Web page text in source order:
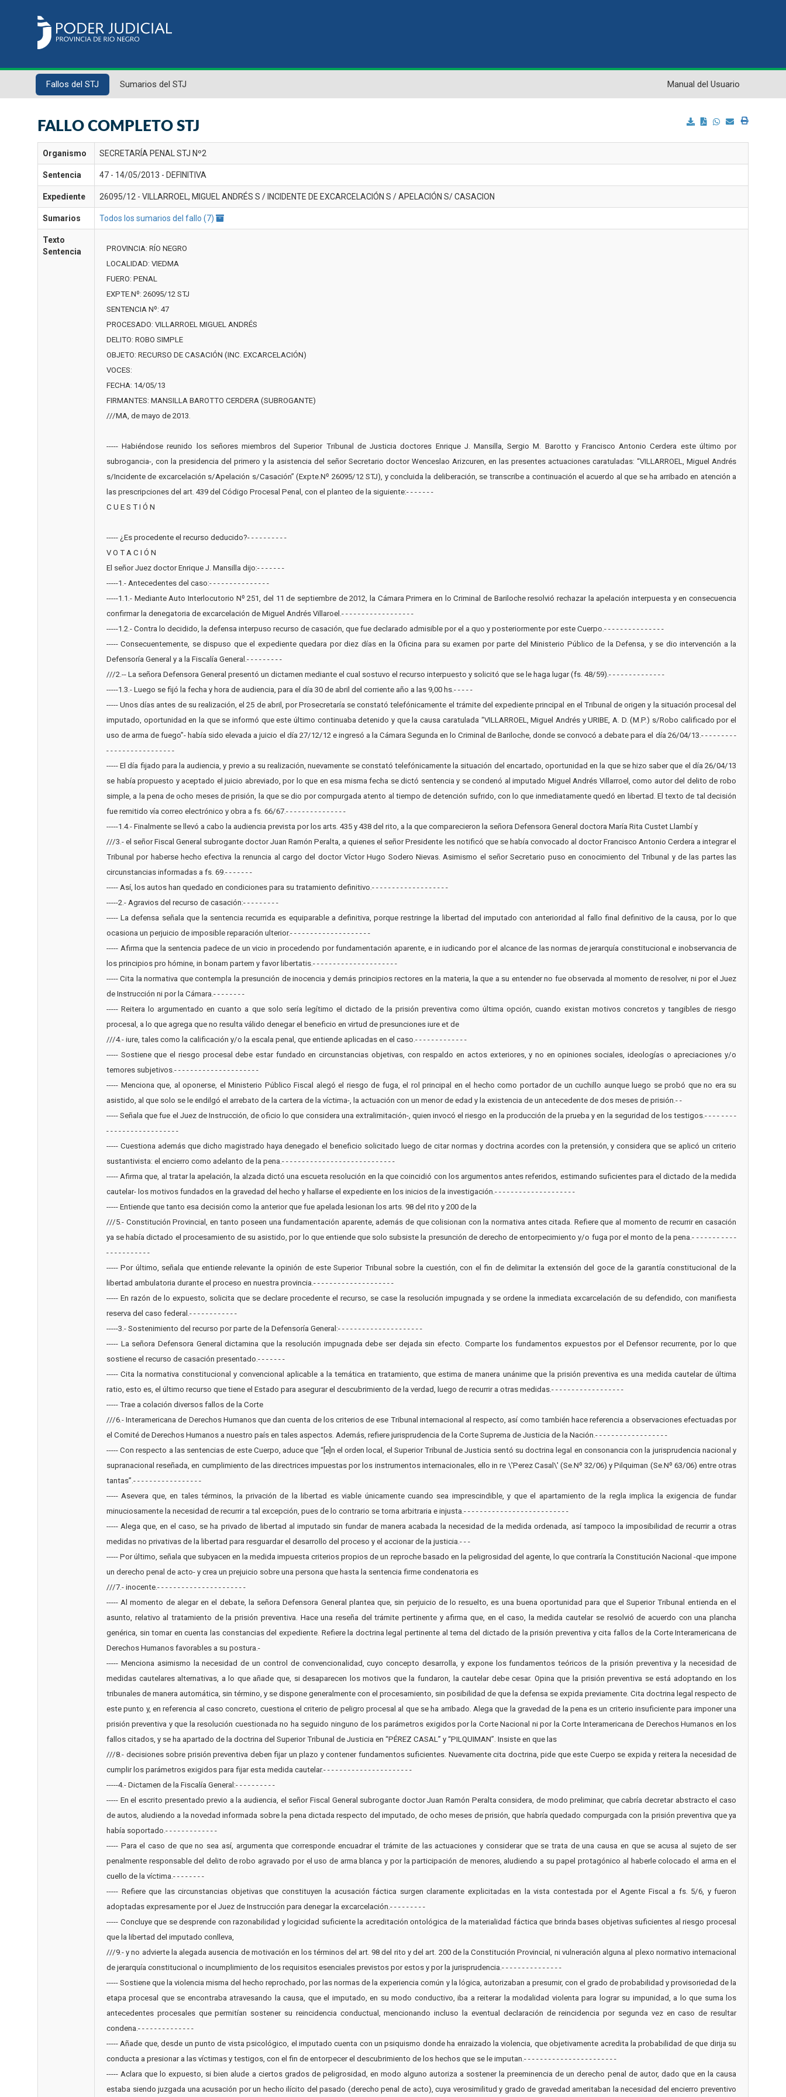
Fallos del STJ Sumarios del STJ Manual del Usuario
FALLO COMPLETO STJ
Organismo SECRETARÍA PENAL STJ Nº2
Sentencia 47 - 14/05/2013 - DEFINITIVA
Expediente 26095/12 - VILLARROEL, MIGUEL ANDRÉS S / INCIDENTE DE EXCARCELACIÓN S / APELACIÓN S/ CASACION
Sumarios Todos los sumarios del fallo (7)
Texto
Sentencia
PROVINCIA: RÍO NEGRO
LOCALIDAD: VIEDMA
FUERO: PENAL
EXPTE.Nº: 26095/12 STJ
SENTENCIA Nº: 47
PROCESADO: VILLARROEL MIGUEL ANDRÉS
DELITO: ROBO SIMPLE
OBJETO: RECURSO DE CASACIÓN (INC. EXCARCELACIÓN)
VOCES:
FECHA: 14/05/13
FIRMANTES: MANSILLA BAROTTO CERDERA (SUBROGANTE)
///MA, de mayo de 2013.
----- Habiéndose reunido los señores miembros del Superior Tribunal de Justicia doctores Enrique J. Mansilla, Sergio M. Barotto y Francisco Antonio Cerdera este último por
subrogancia-, con la presidencia del primero y la asistencia del señor Secretario doctor Wenceslao Arizcuren, en las presentes actuaciones caratuladas: “VILLARROEL, Miguel Andrés
s/Incidente de excarcelación s/Apelación s/Casación” (Expte.Nº 26095/12 STJ), y concluida la deliberación, se transcribe a continuación el acuerdo al que se ha arribado en atención a
las prescripciones del art. 439 del Código Procesal Penal, con el planteo de la siguiente:- - - - - - -
C U E S T I Ó N
----- ¿Es procedente el recurso deducido?- - - - - - - - - -
V O T A C I Ó N
El señor Juez doctor Enrique J. Mansilla dijo:- - - - - - -
-----1.- Antecedentes del caso:- - - - - - - - - - - - - - -
-----1.1.- Mediante Auto Interlocutorio Nº 251, del 11 de septiembre de 2012, la Cámara Primera en lo Criminal de Bariloche resolvió rechazar la apelación interpuesta y en consecuencia
confirmar la denegatoria de excarcelación de Miguel Andrés Villaroel.- - - - - - - - - - - - - - - - - -
-----1.2.- Contra lo decidido, la defensa interpuso recurso de casación, que fue declarado admisible por el a quo y posteriormente por este Cuerpo.- - - - - - - - - - - - - - -
----- Consecuentemente, se dispuso que el expediente quedara por diez días en la Oficina para su examen por parte del Ministerio Público de la Defensa, y se dio intervención a la
Defensoría General y a la Fiscalía General.- - - - - - - - -
///2.-- La señora Defensora General presentó un dictamen mediante el cual sostuvo el recurso interpuesto y solicitó que se le haga lugar (fs. 48/59).- - - - - - - - - - - - - -
-----1.3.- Luego se fijó la fecha y hora de audiencia, para el día 30 de abril del corriente año a las 9,00 hs.- - - - -
----- Unos días antes de su realización, el 25 de abril, por Prosecretaría se constató telefónicamente el trámite del expediente principal en el Tribunal de origen y la situación procesal del
imputado, oportunidad en la que se informó que este último continuaba detenido y que la causa caratulada “VILLARROEL, Miguel Andrés y URIBE, A. D. (M.P.) s/Robo calificado por el
uso de arma de fuego”- había sido elevada a juicio el día 27/12/12 e ingresó a la Cámara Segunda en lo Criminal de Bariloche, donde se convocó a debate para el día 26/04/13.- - - - - - - - -
- - - - - - - - - - - - - - - - -
----- El día fijado para la audiencia, y previo a su realización, nuevamente se constató telefónicamente la situación del encartado, oportunidad en la que se hizo saber que el día 26/04/13
se había propuesto y aceptado el juicio abreviado, por lo que en esa misma fecha se dictó sentencia y se condenó al imputado Miguel Andrés Villarroel, como autor del delito de robo
simple, a la pena de ocho meses de prisión, la que se dio por compurgada atento al tiempo de detención sufrido, con lo que inmediatamente quedó en libertad. El texto de tal decisión
fue remitido vía correo electrónico y obra a fs. 66/67.- - - - - - - - - - - - - - -
-----1.4.- Finalmente se llevó a cabo la audiencia prevista por los arts. 435 y 438 del rito, a la que comparecieron la señora Defensora General doctora María Rita Custet Llambí y
///3.- el señor Fiscal General subrogante doctor Juan Ramón Peralta, a quienes el señor Presidente les notificó que se había convocado al doctor Francisco Antonio Cerdera a integrar el
Tribunal por haberse hecho efectiva la renuncia al cargo del doctor Víctor Hugo Sodero Nievas. Asimismo el señor Secretario puso en conocimiento del Tribunal y de las partes las
circunstancias informadas a fs. 69.- - - - - - -
----- Así, los autos han quedado en condiciones para su tratamiento definitivo.- - - - - - - - - - - - - - - - - - -
-----2.- Agravios del recurso de casación:- - - - - - - - -
----- La defensa señala que la sentencia recurrida es equiparable a definitiva, porque restringe la libertad del imputado con anterioridad al fallo final definitivo de la causa, por lo que
ocasiona un perjuicio de imposible reparación ulterior.- - - - - - - - - - - - - - - - - - - -
----- Afirma que la sentencia padece de un vicio in procedendo por fundamentación aparente, e in iudicando por el alcance de las normas de jerarquía constitucional e inobservancia de
los principios pro hómine, in bonam partem y favor libertatis.- - - - - - - - - - - - - - - - - - - - -
----- Cita la normativa que contempla la presunción de inocencia y demás principios rectores en la materia, la que a su entender no fue observada al momento de resolver, ni por el Juez
de Instrucción ni por la Cámara.- - - - - - - -
----- Reitera lo argumentado en cuanto a que solo sería legítimo el dictado de la prisión preventiva como última opción, cuando existan motivos concretos y tangibles de riesgo
procesal, a lo que agrega que no resulta válido denegar el beneficio en virtud de presunciones iure et de
///4.- iure, tales como la calificación y/o la escala penal, que entiende aplicadas en el caso.- - - - - - - - - - - - -
----- Sostiene que el riesgo procesal debe estar fundado en circunstancias objetivas, con respaldo en actos exteriores, y no en opiniones sociales, ideologías o apreciaciones y/o
temores subjetivos.- - - - - - - - - - - - - - - - - - - - -
----- Menciona que, al oponerse, el Ministerio Público Fiscal alegó el riesgo de fuga, el rol principal en el hecho como portador de un cuchillo aunque luego se probó que no era su
asistido, al que solo se le endilgó el arrebato de la cartera de la víctima-, la actuación con un menor de edad y la existencia de un antecedente de dos meses de prisión.- -
----- Señala que fue el Juez de Instrucción, de oficio lo que considera una extralimitación-, quien invocó el riesgo en la producción de la prueba y en la seguridad de los testigos.- - - - - - - -
- - - - - - - - - - - - - - - - - -
----- Cuestiona además que dicho magistrado haya denegado el beneficio solicitado luego de citar normas y doctrina acordes con la pretensión, y considera que se aplicó un criterio
sustantivista: el encierro como adelanto de la pena.- - - - - - - - - - - - - - - - - - - - - - - - - - - -
----- Afirma que, al tratar la apelación, la alzada dictó una escueta resolución en la que coincidió con los argumentos antes referidos, estimando suficientes para el dictado de la medida
cautelar- los motivos fundados en la gravedad del hecho y hallarse el expediente en los inicios de la investigación.- - - - - - - - - - - - - - - - - - - -
----- Entiende que tanto esa decisión como la anterior que fue apelada lesionan los arts. 98 del rito y 200 de la
///5.- Constitución Provincial, en tanto poseen una fundamentación aparente, además de que colisionan con la normativa antes citada. Refiere que al momento de recurrir en casación
ya se había dictado el procesamiento de su asistido, por lo que entiende que solo subsiste la presunción de derecho de entorpecimiento y/o fuga por el monto de la pena.- - - - - - - - - - -
- - - - - - - - - - -
----- Por último, señala que entiende relevante la opinión de este Superior Tribunal sobre la cuestión, con el fin de delimitar la extensión del goce de la garantía constitucional de la
libertad ambulatoria durante el proceso en nuestra provincia.- - - - - - - - - - - - - - - - - - - -
----- En razón de lo expuesto, solicita que se declare procedente el recurso, se case la resolución impugnada y se ordene la inmediata excarcelación de su defendido, con manifiesta
reserva del caso federal.- - - - - - - - - - - -
-----3.- Sostenimiento del recurso por parte de la Defensoría General:- - - - - - - - - - - - - - - - - - - - -
----- La señora Defensora General dictamina que la resolución impugnada debe ser dejada sin efecto. Comparte los fundamentos expuestos por el Defensor recurrente, por lo que
sostiene el recurso de casación presentado.- - - - - - -
----- Cita la normativa constitucional y convencional aplicable a la temática en tratamiento, que estima de manera unánime que la prisión preventiva es una medida cautelar de última
ratio, esto es, el último recurso que tiene el Estado para asegurar el descubrimiento de la verdad, luego de recurrir a otras medidas.- - - - - - - - - - - - - - - - - -
----- Trae a colación diversos fallos de la Corte
///6.- Interamericana de Derechos Humanos que dan cuenta de los criterios de ese Tribunal internacional al respecto, así como también hace referencia a observaciones efectuadas por
el Comité de Derechos Humanos a nuestro país en tales aspectos. Además, refiere jurisprudencia de la Corte Suprema de Justicia de la Nación.- - - - - - - - - - - - - - - - - -
----- Con respecto a las sentencias de este Cuerpo, aduce que “[e]n el orden local, el Superior Tribunal de Justicia sentó su doctrina legal en consonancia con la jurisprudencia nacional y
supranacional reseñada, en cumplimiento de las directrices impuestas por los instrumentos internacionales, ello in re \'Perez Casal\' (Se.Nº 32/06) y Pilquiman (Se.Nº 63/06) entre otras
tantas”.- - - - - - - - - - - - - - - - -
----- Asevera que, en tales términos, la privación de la libertad es viable únicamente cuando sea imprescindible, y que el apartamiento de la regla implica la exigencia de fundar
minuciosamente la necesidad de recurrir a tal excepción, pues de lo contrario se torna arbitraria e injusta.- - - - - - - - - - - - - - - - - - - - - - - - - -
----- Alega que, en el caso, se ha privado de libertad al imputado sin fundar de manera acabada la necesidad de la medida ordenada, así tampoco la imposibilidad de recurrir a otras
medidas no privativas de la libertad para resguardar el desarrollo del proceso y el accionar de la justicia.- - -
----- Por último, señala que subyacen en la medida impuesta criterios propios de un reproche basado en la peligrosidad del agente, lo que contraría la Constitución Nacional -que impone
un derecho penal de acto- y crea un prejuicio sobre una persona que hasta la sentencia firme condenatoria es
///7.- inocente.- - - - - - - - - - - - - - - - - - - - - -
----- Al momento de alegar en el debate, la señora Defensora General plantea que, sin perjuicio de lo resuelto, es una buena oportunidad para que el Superior Tribunal entienda en el
asunto, relativo al tratamiento de la prisión preventiva. Hace una reseña del trámite pertinente y afirma que, en el caso, la medida cautelar se resolvió de acuerdo con una plancha
genérica, sin tomar en cuenta las constancias del expediente. Refiere la doctrina legal pertinente al tema del dictado de la prisión preventiva y cita fallos de la Corte Interamericana de
Derechos Humanos favorables a su postura.-
----- Menciona asimismo la necesidad de un control de convencionalidad, cuyo concepto desarrolla, y expone los fundamentos teóricos de la prisión preventiva y la necesidad de
medidas cautelares alternativas, a lo que añade que, si desaparecen los motivos que la fundaron, la cautelar debe cesar. Opina que la prisión preventiva se está adoptando en los
tribunales de manera automática, sin término, y se dispone generalmente con el procesamiento, sin posibilidad de que la defensa se expida previamente. Cita doctrina legal respecto de
este punto y, en referencia al caso concreto, cuestiona el criterio de peligro procesal al que se ha arribado. Alega que la gravedad de la pena es un criterio insuficiente para imponer una
prisión preventiva y que la resolución cuestionada no ha seguido ninguno de los parámetros exigidos por la Corte Nacional ni por la Corte Interamericana de Derechos Humanos en los
fallos citados, y se ha apartado de la doctrina del Superior Tribunal de Justicia en “PÉREZ CASAL” y “PILQUIMAN”. Insiste en que las
///8.- decisiones sobre prisión preventiva deben fijar un plazo y contener fundamentos suficientes. Nuevamente cita doctrina, pide que este Cuerpo se expida y reitera la necesidad de
cumplir los parámetros exigidos para fijar esta medida cautelar.- - - - - - - - - - - - - - - - - - - - - -
-----4.- Dictamen de la Fiscalía General:- - - - - - - - - -
----- En el escrito presentado previo a la audiencia, el señor Fiscal General subrogante doctor Juan Ramón Peralta considera, de modo preliminar, que cabría decretar abstracto el caso
de autos, aludiendo a la novedad informada sobre la pena dictada respecto del imputado, de ocho meses de prisión, que habría quedado compurgada con la prisión preventiva que ya
había soportado.- - - - - - - - - - - - -
----- Para el caso de que no sea así, argumenta que corresponde encuadrar el trámite de las actuaciones y considerar que se trata de una causa en que se acusa al sujeto de ser
penalmente responsable del delito de robo agravado por el uso de arma blanca y por la participación de menores, aludiendo a su papel protagónico al haberle colocado el arma en el
cuello de la víctima.- - - - - - - -
----- Refiere que las circunstancias objetivas que constituyen la acusación fáctica surgen claramente explicitadas en la vista contestada por el Agente Fiscal a fs. 5/6, y fueron
adoptadas expresamente por el Juez de Instrucción para denegar la excarcelación.- - - - - - - - -
----- Concluye que se desprende con razonabilidad y logicidad suficiente la acreditación ontológica de la materialidad fáctica que brinda bases objetivas suficientes al riesgo procesal
que la libertad del imputado conlleva,
///9.- y no advierte la alegada ausencia de motivación en los términos del art. 98 del rito y del art. 200 de la Constitución Provincial, ni vulneración alguna al plexo normativo internacional
de jerarquía constitucional o incumplimiento de los requisitos esenciales previstos por estos y por la jurisprudencia.- - - - - - - - - - - - - - -
----- Sostiene que la violencia misma del hecho reprochado, por las normas de la experiencia común y la lógica, autorizaban a presumir, con el grado de probabilidad y provisoriedad de la
etapa procesal que se encontraba atravesando la causa, que el imputado, en su modo conductivo, iba a reiterar la modalidad violenta para lograr su impunidad, a lo que suma los
antecedentes procesales que permitían sostener su reincidencia conductual, mencionando incluso la eventual declaración de reincidencia por segunda vez en caso de resultar
condena.- - - - - - - - - - - - - -
----- Añade que, desde un punto de vista psicológico, el imputado cuenta con un psiquismo donde ha enraizado la violencia, que objetivamente acredita la probabilidad de que dirija su
conducta a presionar a las víctimas y testigos, con el fin de entorpecer el descubrimiento de los hechos que se le imputan.- - - - - - - - - - - - - - - - - - - - - - -
----- Aclara que lo expuesto, si bien alude a ciertos grados de peligrosidad, en modo alguno autoriza a sostener la preeminencia de un derecho penal de autor, dado que en la causa
estaba siendo juzgada una acusación por un hecho ilícito del pasado (derecho penal de acto), cuya verosimilitud y grado de gravedad ameritaban la necesidad del encierro preventivo